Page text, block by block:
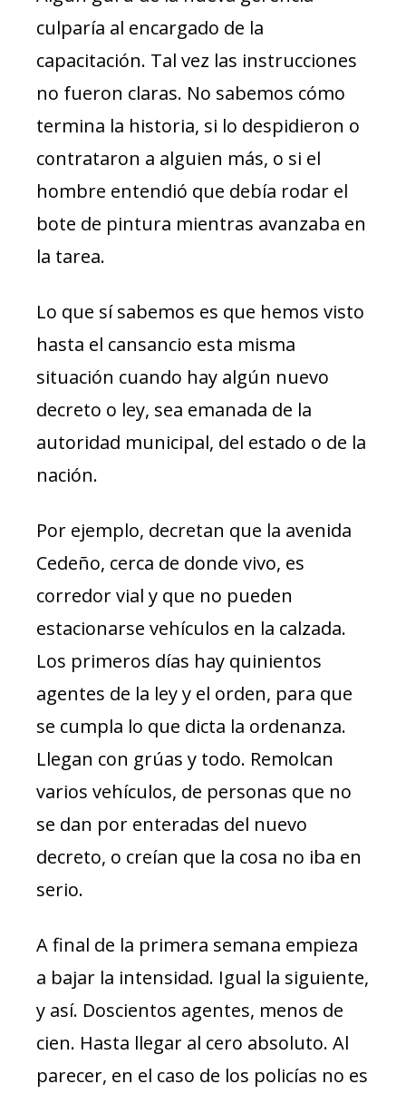
culparía al encargado de la
capacitación. Tal vez las instrucciones
no fueron claras. No sabemos cómo
termina la historia, si lo despidieron o
contrataron a alguien más, o si el
hombre entendió que debía rodar el
bote de pintura mientras avanzaba en
la tarea.
Lo que sí sabemos es que hemos visto
hasta el cansancio esta misma
situación cuando hay algún nuevo
decreto o ley, sea emanada de la
autoridad municipal, del estado o de la
nación.
Por ejemplo, decretan que la avenida
Cedeño, cerca de donde vivo, es
corredor vial y que no pueden
estacionarse vehículos en la calzada.
Los primeros días hay quinientos
agentes de la ley y el orden, para que
se cumpla lo que dicta la ordenanza.
Llegan con grúas y todo. Remolcan
varios vehículos, de personas que no
se dan por enteradas del nuevo
decreto, o creían que la cosa no iba en
serio.
A final de la primera semana empieza
a bajar la intensidad. Igual la siguiente,
y así. Doscientos agentes, menos de
cien. Hasta llegar al cero absoluto. Al
parecer, en el caso de los policías no es